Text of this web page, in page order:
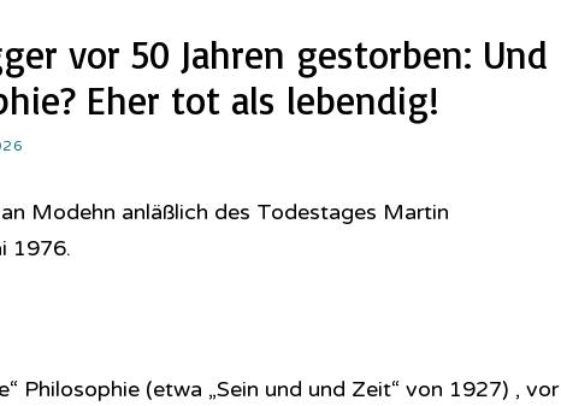
vor 50 Jahren gestorben: Und
Eher tot als lebendig!
Modehn anläßlich des Todestages Martin
1976.
Philosophie (etwa „Sein und und Zeit“ von 1927) , vor